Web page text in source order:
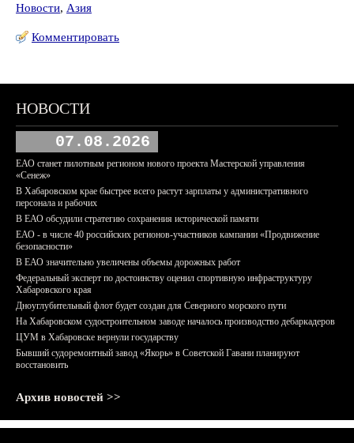
Новости, Азия
Комментировать
НОВОСТИ
07.08.2026
ЕАО станет пилотным регионом нового проекта Мастерской управления
«Сенеж»
В Хабаровском крае быстрее всего растут зарплаты у административного
персонала и рабочих
В ЕАО обсудили стратегию сохранения исторической памяти
ЕАО - в числе 40 российских регионов-участников кампании «Продвижение
безопасности»
В ЕАО значительно увеличены объемы дорожных работ
Федеральный эксперт по достоинству оценил спортивную инфраструктуру
Хабаровского края
Дноуглубительный флот будет создан для Северного морского пути
На Хабаровском судостроительном заводе началось производство дебаркадеров
ЦУМ в Хабаровске вернули государству
Бывший судоремонтный завод «Якорь» в Советской Гавани планируют
восстановить
Архив новостей >>